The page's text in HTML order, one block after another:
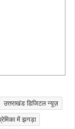
उत्तराखंड डिजिटल न्यूज़
में झगड़ा